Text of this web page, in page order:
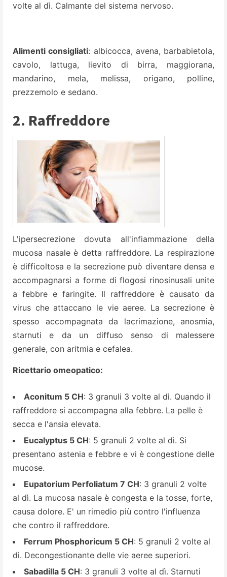
volte al dì. Calmante del sistema nervoso.
Alimenti consigliati: albicocca, avena, barbabietola,
cavolo, lattuga, lievito di birra, maggiorana,
mandarino, mela, melissa, origano, polline,
prezzemolo e sedano.
2. Raffreddore
L'ipersecrezione dovuta all'infiammazione della
mucosa nasale è detta raffreddore. La respirazione
è difficoltosa e la secrezione può diventare densa e
accompagnarsi a forme di flogosi rinosinusali unite
a febbre e faringite. Il raffreddore è causato da
virus che attaccano le vie aeree. La secrezione è
spesso accompagnata da lacrimazione, anosmia,
starnuti e da un diffuso senso di malessere
generale, con aritmia e cefalea.
Ricettario omeopatico:
Aconitum 5 CH: 3 granuli 3 volte al dì. Quando il
raffreddore si accompagna alla febbre. La pelle è
secca e l'ansia elevata.
Eucalyptus 5 CH: 5 granuli 2 volte al dì. Si
presentano astenia e febbre e vi è congestione delle
mucose.
Eupatorium Perfoliatum 7 CH: 3 granuli 2 volte
al dì. La mucosa nasale è congesta e la tosse, forte,
causa dolore. E' un rimedio più contro l'influenza
che contro il raffreddore.
Ferrum Phosphoricum 5 CH: 5 granuli 2 volte al
dì. Decongestionante delle vie aeree superiori.
Sabadilla 5 CH: 3 granuli 3 volte al dì. Starnuti